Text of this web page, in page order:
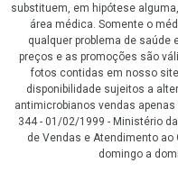
substituem, em hipótese
área médica. Somente o
qualquer problema de saúde
preços e as promoções são
fotos contidas em nosso
disponibilidade sujeitos a
antimicrobianos vendas
344 - 01/02/1999 - Ministério
de Vendas e Atendimento ao
domingo a